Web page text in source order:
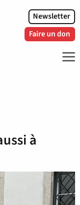
Newsletter
Faire un don
à